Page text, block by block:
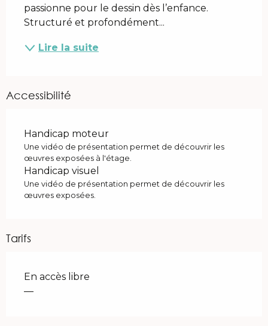
passionne pour le dessin dès l’enfance.
Structuré et profondément...
Lire la suite
Accessibilité
Handicap moteur
Une vidéo de présentation permet de découvrir les
œuvres exposées à l'étage.
Handicap visuel
Une vidéo de présentation permet de découvrir les
œuvres exposées.
Tarifs
En accès libre
—